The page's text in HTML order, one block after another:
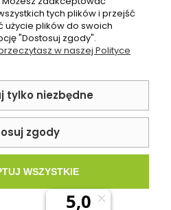
płytki imitujące lastryko. Ta
wprowadza do łazienki
doskonale komponując
Przekonaj się, jak te płytki
nadając jej niepowtarzalny
imitujące lastryko w
to idealne połączenie klasyki i
lastryka został przeniesiony na
płytki ceramiczne
opieki.
idealnie sprawdzą się w
OFERTĘtych plików i przejść
plików do swoich
"Dostosuj zgody".
w naszej Polityce
tylko niezbędne
zgody
WSZYSTKIE